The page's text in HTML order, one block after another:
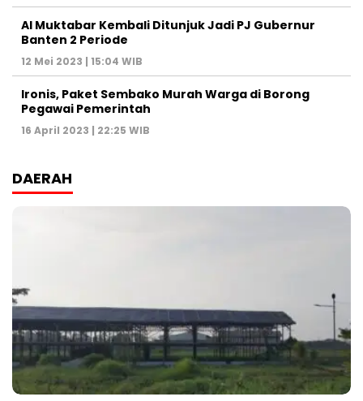
Al Muktabar Kembali Ditunjuk Jadi PJ Gubernur
Banten 2 Periode
12 Mei 2023 | 15:04 WIB
Ironis, Paket Sembako Murah Warga di Borong
Pegawai Pemerintah
16 April 2023 | 22:25 WIB
DAERAH